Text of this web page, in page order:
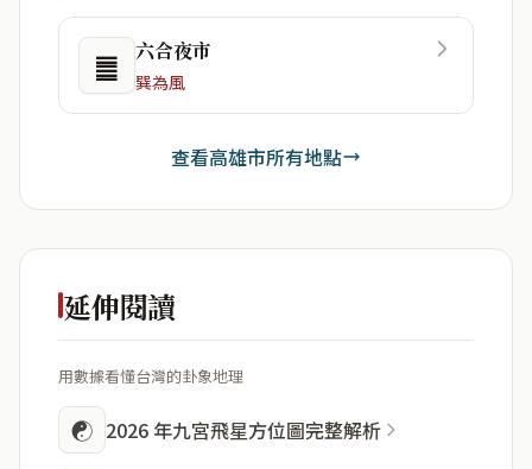
䷀ 六合夜市
巽為風
查看高雄市所有地點
延伸閱讀
用數據看懂台灣的卦象地理
☯ 2026 年九宮飛星方位圖完整解析